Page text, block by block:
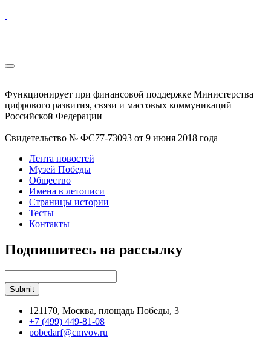
Функционирует при финансовой поддержке Министерства
цифрового развития, связи и массовых коммуникаций
Российской Федерации
Свидетельство № ФС77-73093 от 9 июня 2018 года
Лента новостей
Музей Победы
Общество
Имена в летописи
Страницы истории
Тесты
Контакты
Подпишитесь на рассылку
121170, Москва, площадь Победы, 3
+7 (499) 449-81-08
pobedarf@cmvov.ru